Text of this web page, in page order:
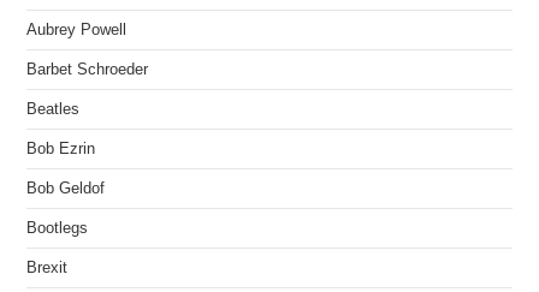
Aubrey Powell
Barbet Schroeder
Beatles
Bob Ezrin
Bob Geldof
Bootlegs
Brexit